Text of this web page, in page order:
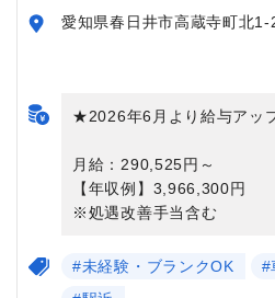
愛知県春日井市高蔵寺町北
★2026年6月より給与アッ
月給：290,525円～
【年収例】3,966,300円
※処遇改善手当含む
#未経験・ブランクOK
#